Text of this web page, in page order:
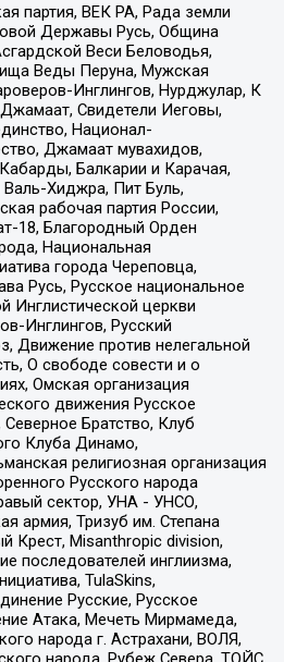
партия, ВЕК РА, Рада земли
Державы Русь, Община
Веси Беловодья,
Веды Перуна, Мужская
Инглингов, Нурджулар, К
Свидетели Иеговы,
Национал-
Джамаат мувахидов,
Балкарии и Карачая,
Хиджра, Пит Буль,
рабочая партия России,
18, Благородный Орден
Национальная
города Череповца,
Русь, Русское национальное
Инглистической церкви
Инглингов, Русский
Движение против нелегальной
О свободе совести и о
Омская организация
движения Русское
Братство, Клуб
Клуба Динамо,
религиозная организация
Русского народа
сектор, УНА - УНСО,
армия, Тризуб им. Степана
Крест, Misanthropic division,
последователей инглиизма,
TulaSkins,
Русские, Русское
Атака, Мечеть Мирмамеда,
народа г. Астрахани, ВОЛЯ,